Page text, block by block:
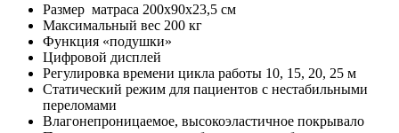
Размер матраса 200х90х23,5 см
Максимальный вес 200 кг
Функция «подушки»
Цифровой дисплей
Регулировка времени цикла работы 10, 15, 20, 25 м
Статический режим для пациентов с нестабильными
переломами
Влагонепроницаемое, высокоэластичное покрывало